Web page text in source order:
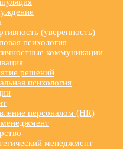
(уверенность)
психология
коммуникации
решений
психология
персоналом (HR)
менеджмент